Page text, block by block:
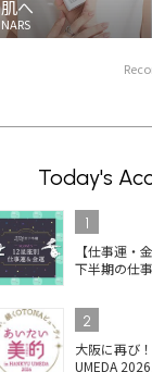
肌へ
NARS
Today's
1
【仕事運・
下半期の仕
2
大阪に再び
UMEDA